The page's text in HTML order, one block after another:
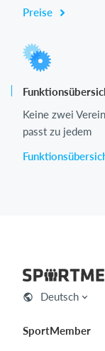
Preise
Keine zwei
passt zu jedem
Deutsch
SportMember